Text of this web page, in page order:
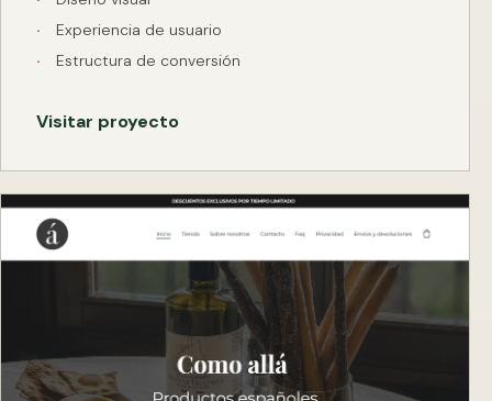
Experiencia de usuario
Estructura de conversión
Visitar proyecto